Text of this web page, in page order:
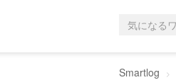
Smartlog